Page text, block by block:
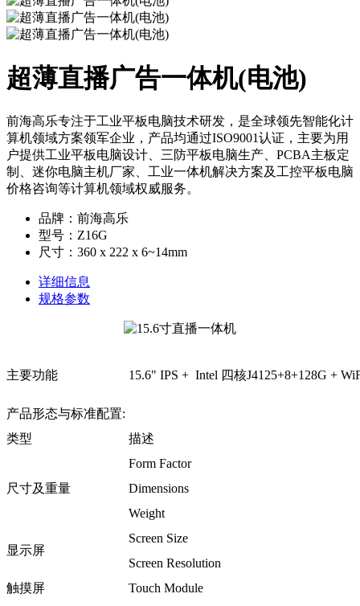
超薄直播广告一体机​(电池)
前海高乐专注于工业平板电脑技术研发，是全球领先智能化计
算机领域方案领军企业，产品均通过ISO9001认证，主要为用
户提供工业平板电脑设计、三防平板电脑生产、PCBA主板定
制、迷你电脑主机厂家、工业一体机解决方案及工控平板电脑
价格咨询等计算机领域权威服务。
品牌：前海高乐
型号：Z16G
尺寸：360 x 222 x 6~14mm
详细信息
规格参数
主要功能 15.6" IPS + Intel 四核J4125+8+128G +
产品形态与标准配置:
类型
描述
尺寸及重量
Form Factor
Dimensions
Weight
显示屏
Screen Size
Screen Resolution
触摸屏
Touch Module